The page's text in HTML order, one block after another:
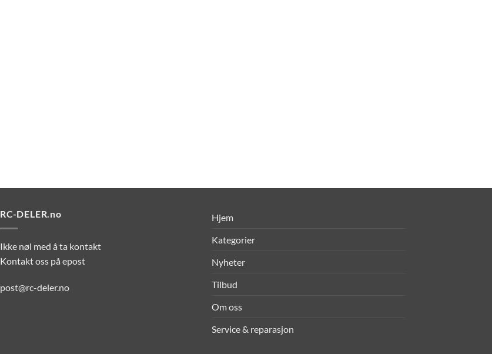
RC-DELER.no
Ikke nøl med å ta kontakt
Kontakt oss på epost
post@rc-deler.no
Hjem
Kategorier
Nyheter
Tilbud
Om oss
Service & reparasjon